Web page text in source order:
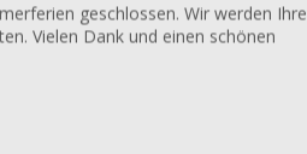
geschlossen. Wir werden Ihre
Vielen Dank und einen schönen